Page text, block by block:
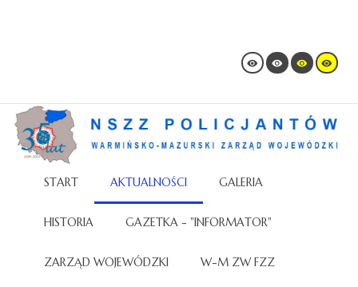
START AKTUALNOŚCI GALERIA
HISTORIA GAZETKA - "INFORMATOR"
ZARZĄD WOJEWÓDZKI W-M ZW FZZ